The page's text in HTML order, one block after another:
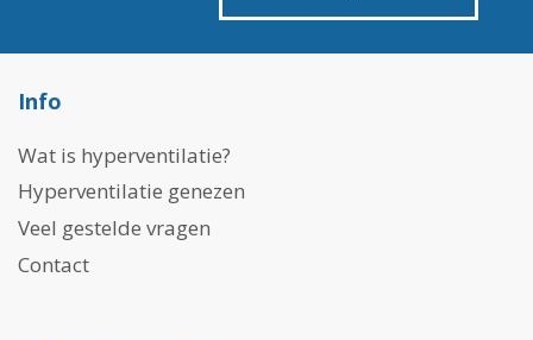
Info
Wat is hyperventilatie?
Hyperventilatie genezen
Veel gestelde vragen
Contact